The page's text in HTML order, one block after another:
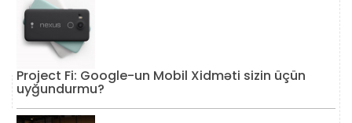
Project Fi: Google-un Mobil Xidməti sizin üçün
uyğundurmu?